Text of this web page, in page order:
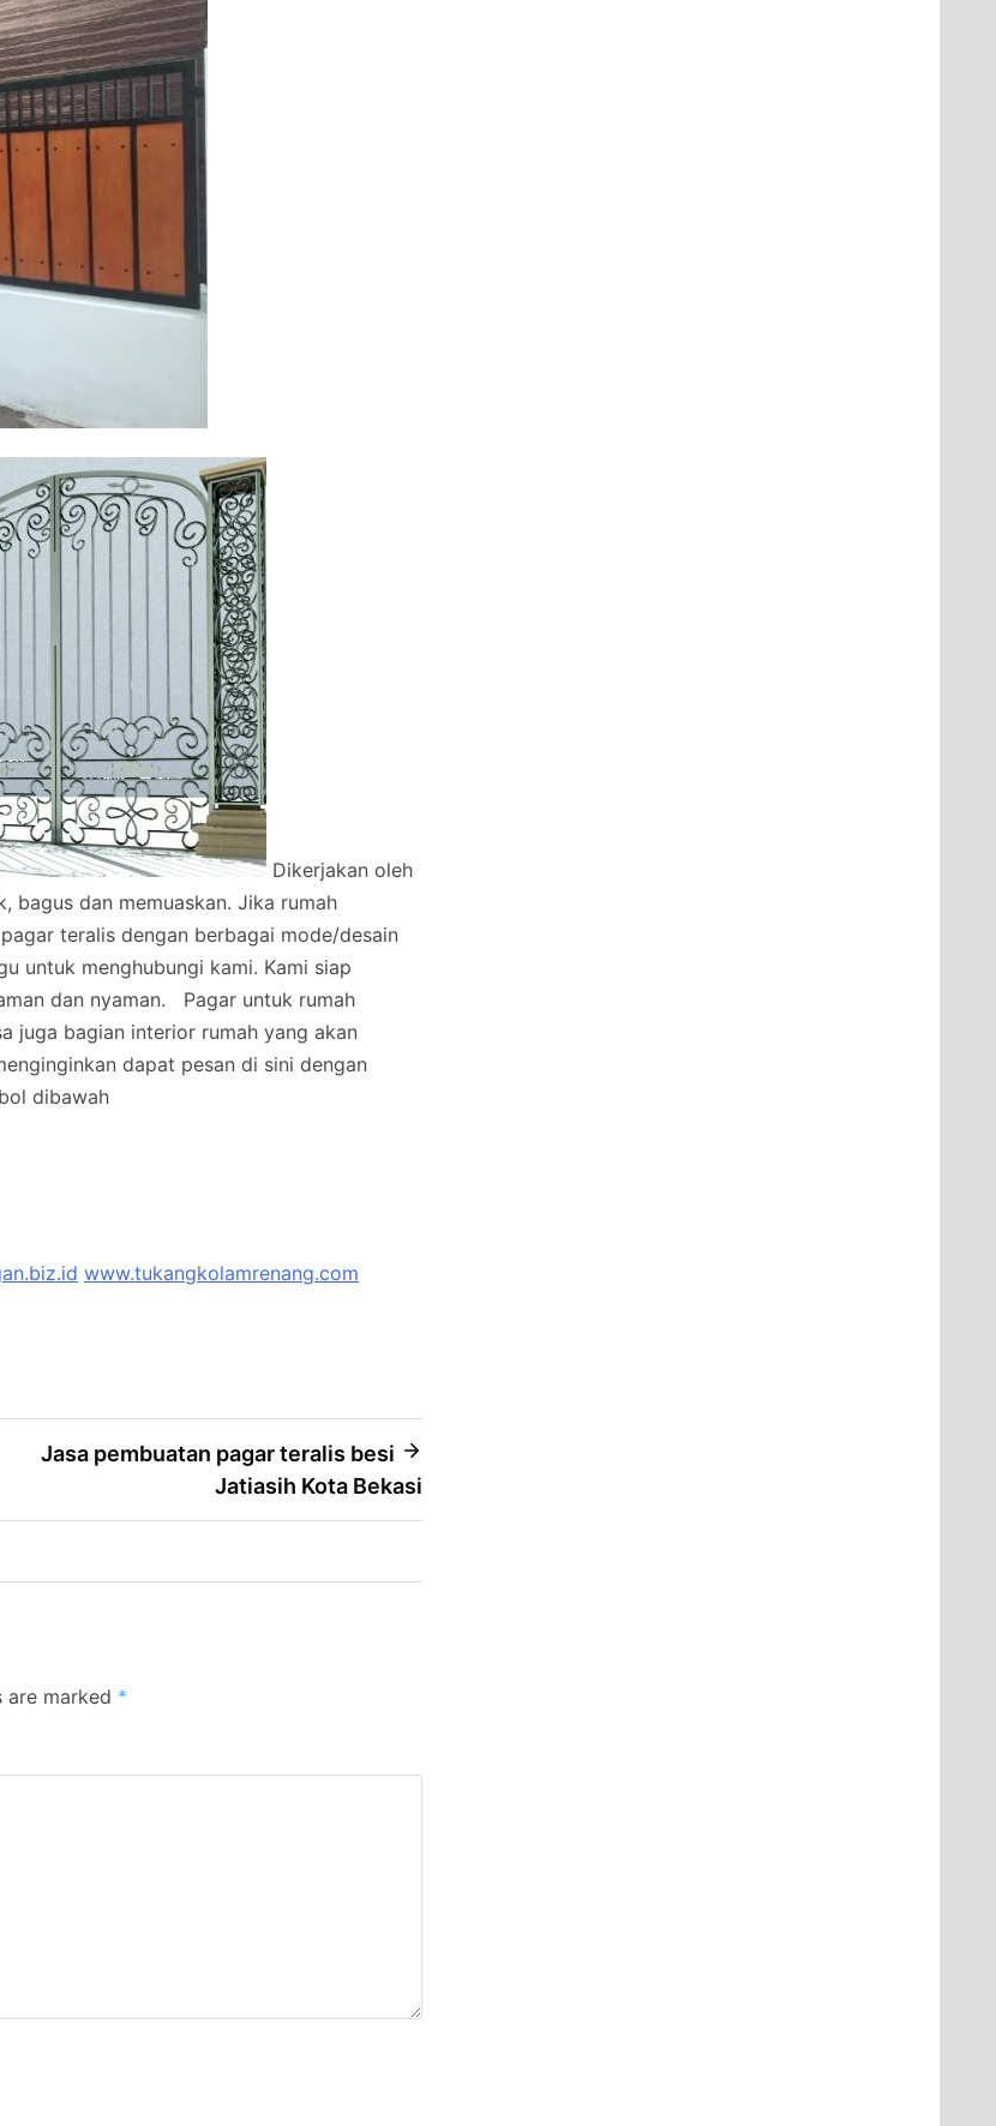
Dikerjakan oleh
bagus dan memuaskan. Jika rumah
teralis dengan berbagai mode/desain
untuk menghubungi kami. Kami siap
dan nyaman.
Pagar untuk rumah
juga bagian interior rumah yang akan
dapat pesan di sini dengan
dibawah
www.tukangkolamrenang.com
Jasa pembuatan pagar teralis besi
Jatiasih Kota Bekasi
are marked *